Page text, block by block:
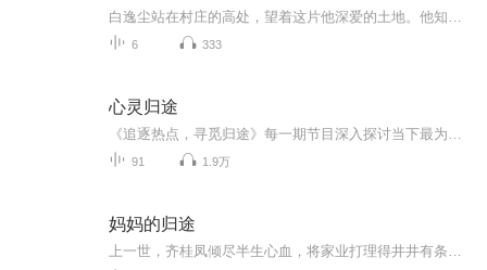
6 333
心灵归途
91 1.9万
妈妈的归途